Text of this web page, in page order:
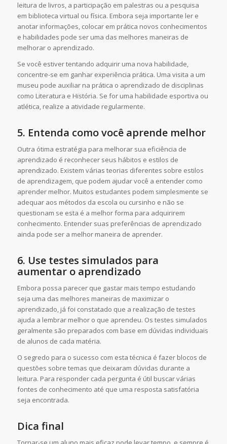
leitura de livros, a participação em palestras ou a pesquisa
em biblioteca virtual ou física. Embora seja importante ler e
anotar informações, colocar em prática novos conhecimentos
e habilidades pode ser uma das melhores maneiras de
melhorar o aprendizado.
Se você estiver tentando adquirir uma nova habilidade,
concentre-se em ganhar experiência prática. Uma visita a um
museu pode auxiliar na prática o aprendizado de disciplinas
como Literatura e História. Se for uma habilidade esportiva ou
atlética, realize a atividade regularmente.
5. Entenda como você aprende melhor
Outra ótima estratégia para melhorar sua eficiência de
aprendizado é reconhecer seus hábitos e estilos de
aprendizado. Existem várias teorias diferentes sobre estilos
de aprendizagem, que podem ajudar você a entender como
aprender melhor. Muitos estudantes podem simplesmente se
adequar aos métodos da escola ou cursinho e não se
questionam se esta é a melhor forma para adquirirem
conhecimento. Entender suas preferências de aprendizado
ainda pode ser a melhor maneira de aprender.
6. Use testes simulados para
aumentar o aprendizado
Embora possa parecer que gastar mais tempo estudando
seja uma das melhores maneiras de maximizar o
aprendizado, já foi constatado que a realização de testes
ajuda a lembrar melhor o que aprendeu. Os testes simulados
geralmente são preparados com base em dúvidas individuais
de alunos de cada matéria.
O segredo para o sucesso com esta técnica é fazer blocos de
questões sobre temas que deixaram dúvidas durante a
leitura. Para responder cada pergunta é útil buscar várias
fontes de conhecimento até que uma resposta satisfatória
seja encontrada.
Dica final